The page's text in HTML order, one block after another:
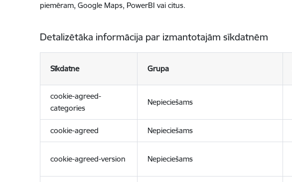
piemēram, Google Maps, PowerBI vai citus.
Detalizētāka informācija par izmantotajām sīkdatnēm
Sīkdatne Grupa
cookie-agreed-
categories
Nepieciešams
cookie-agreed Nepieciešams
cookie-agreed-version Nepieciešams